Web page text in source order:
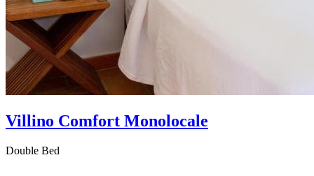
Villino Comfort Monolocale
Double Bed